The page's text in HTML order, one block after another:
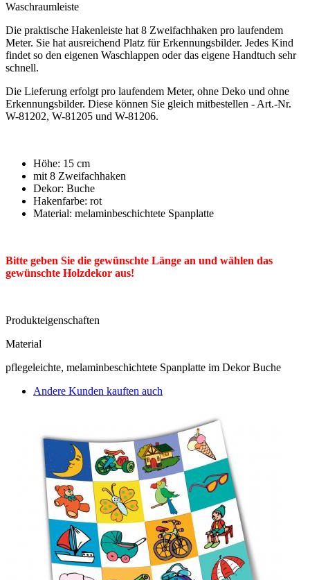
Waschraumleiste
Die praktische Hakenleiste hat 8 Zweifachhaken pro laufendem
Meter. Sie hat ausreichend Platz für Erkennungsbilder. Jedes Kind
findet so den eigenen Waschlappen oder das eigene Handtuch sehr
schnell.
Die Lieferung erfolgt pro laufendem Meter, ohne Deko und ohne
Erkennungsbilder. Diese können Sie gleich mitbestellen - Art.-Nr.
W-81202, W-81205 und W-81206.
Höhe: 15 cm
mit 8 Zweifachhaken
Dekor: Buche
Hakenfarbe: rot
Material: melaminbeschichtete Spanplatte
Bitte geben Sie die gewünschte Länge an und wählen das
gewünschte Holzdekor aus!
Produkteigenschaften
Material
pflegeleichte, melaminbeschichtete Spanplatte im Dekor Buche
Andere Kunden kauften auch